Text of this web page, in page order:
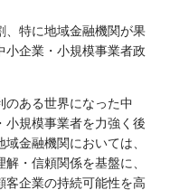
、特に地域金融機関が果
小企業・小規模事業者政
のある世界になった中
小規模事業者を力強く後
金融機関においては、
・信頼関係を基盤に、
客企業の持続可能性を高